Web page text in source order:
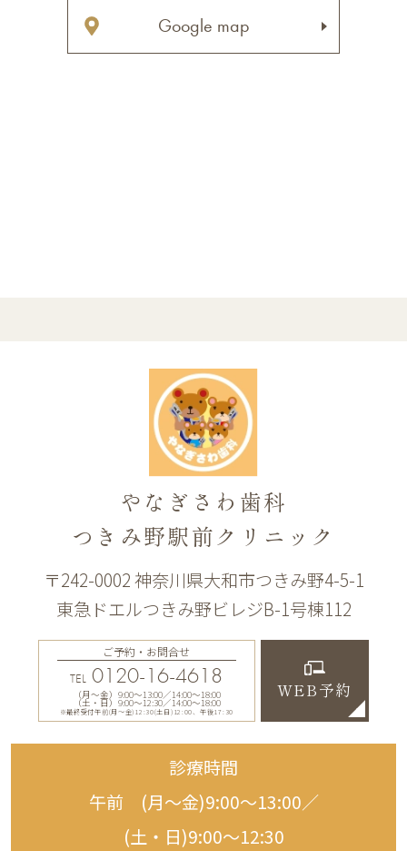
Google map
やなぎさわ歯科
つきみ野駅前クリニック
〒242-0002 神奈川県大和市つきみ野4-5-1
東急ドエルつきみ野ビレジB-1号棟112
ご予約・お問合せ
TEL 0120-16-4618
（月〜金）9:00〜13:00／14:00〜18:00
（土・日）9:00〜12:30／14:00〜18:00
※最終受付午前(月～金)12:30(土日)12:00、午後17:30
WEB予約
診療時間
午前 (月〜金)9:00〜13:00／
(土・日)9:00〜12:30